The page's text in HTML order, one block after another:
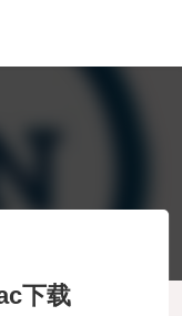
下载